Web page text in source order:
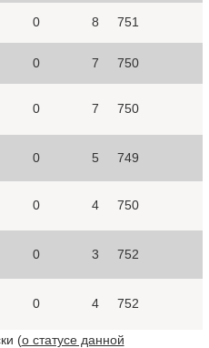
0 8 751
0 7 750
0 7 750
0 5 749
0 4 750
0 3 752
0 4 752
(о статусе данной